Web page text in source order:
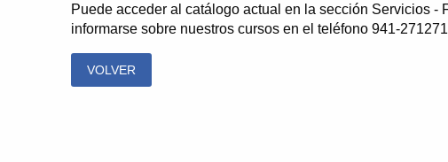
Puede acceder al catálogo actual en la sección Servicios -
informarse sobre nuestros cursos en el teléfono 941-
VOLVER